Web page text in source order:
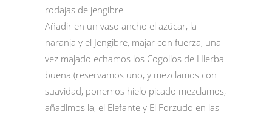
rodajas de jengibre
Añadir en un vaso ancho el azúcar, la
naranja y el Jengibre, majar con fuerza, una
vez majado echamos los Cogollos de Hierba
buena (reservamos uno, y mezclamos con
suavidad, ponemos hielo picado mezclamos,
añadimos la, el Elefante y El Forzudo en las